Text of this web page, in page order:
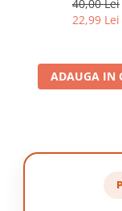
40,00 Lei
22,99 Lei
ADAUGA IN